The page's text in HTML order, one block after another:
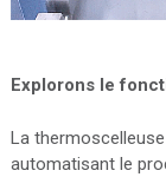
Explorons le
La
automatisant le